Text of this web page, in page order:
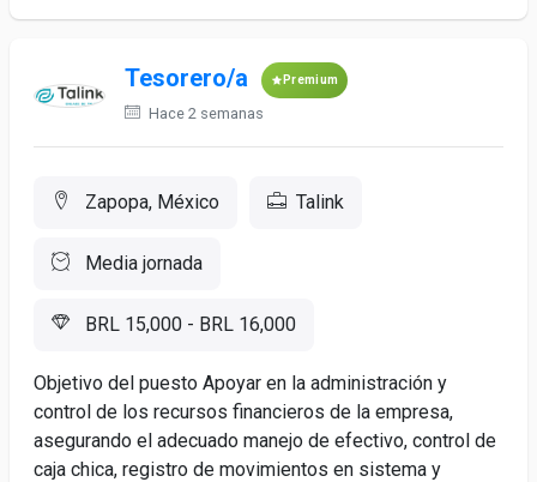
Tesorero/a Premium
Hace 2 semanas
Zapopa, México Talink
Media jornada
BRL 15,000 - BRL 16,000
Objetivo del puesto Apoyar en la administración y
control de los recursos financieros de la empresa,
asegurando el adecuado manejo de efectivo, control de
caja chica, registro de movimientos en sistema y